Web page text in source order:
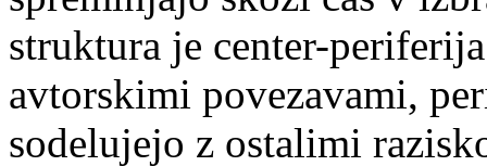
struktura je center-
avtorskimi povezavami,
sodelujejo z ostalimi